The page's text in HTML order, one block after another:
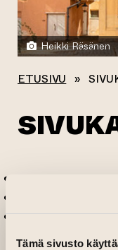
Tämä sivusto
Heikki Räsänen
ETUSIVU »
Kurkista
ohjelmistoon